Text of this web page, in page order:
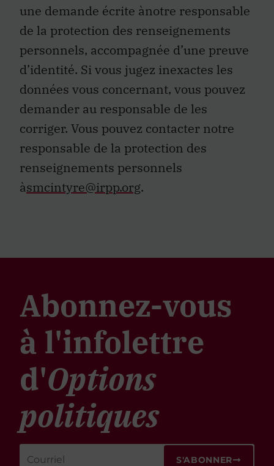
une demande écrite ànotre responsable
de la protection des renseignements
personnels, accompagnée d’une preuve
d’identité. Si vous jugez inexactes les
données vous concernant, vous pouvez
demander au responsable de les
corriger. Vous pouvez contacter notre
responsable de la protection des
renseignements personnels
àsmcintyre@irpp.org.
Abonnez-vous
à l'infolettre
d'Options
politiques
S'ABONNER